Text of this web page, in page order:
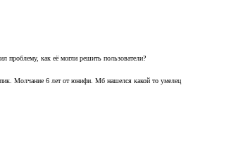
проблему, как её могли решить пользователи?
Молчание 6 лет от юнифи. Мб нашелся какой то умелец